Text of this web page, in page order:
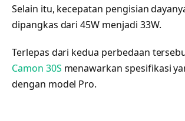
Selain itu, kecepatan pengisian
dipangkas dari 45W menjadi 33W.
Terlepas dari kedua perbedaan
Camon 30S menawarkan spesifikasi
dengan model Pro.